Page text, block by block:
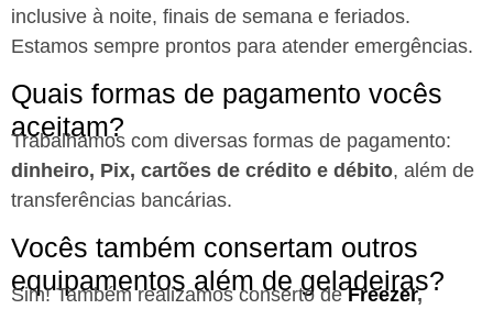
inclusive à noite, finais de semana e feriados.
Estamos sempre prontos para atender emergências.
Quais formas de pagamento vocês
aceitam?
Trabalhamos com diversas formas de pagamento:
dinheiro, Pix, cartões de crédito e débito, além de
transferências bancárias.
Vocês também consertam outros
equipamentos além de geladeiras?
Sim! Também realizamos conserto deFreezer,